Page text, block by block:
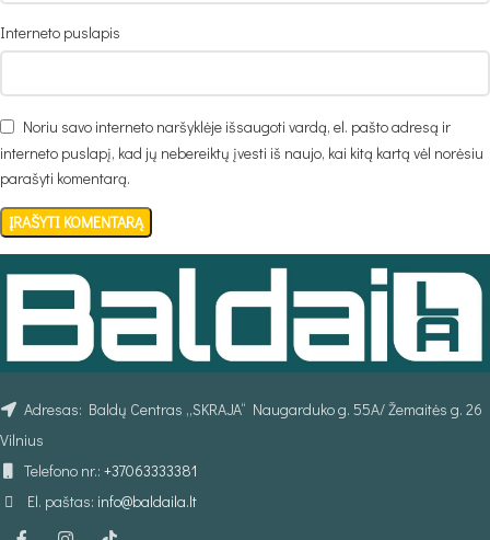
Interneto puslapis
Noriu savo interneto naršyklėje išsaugoti vardą, el. pašto adresą ir
interneto puslapį, kad jų nebereiktų įvesti iš naujo, kai kitą kartą vėl norėsiu
parašyti komentarą.
Adresas: Baldų Centras „SKRAJA“ Naugarduko g. 55A/ Žemaitės g. 26
Vilnius
Telefono nr.: +37063333381
El. paštas: info@baldaila.lt